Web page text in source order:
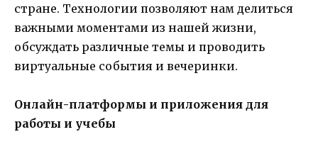
стране. Технологии позволяют нам делиться
важными моментами из нашей жизни,
обсуждать различные темы и проводить
виртуальные события и вечеринки.
Онлайн-платформы и приложения для
работы и учебы